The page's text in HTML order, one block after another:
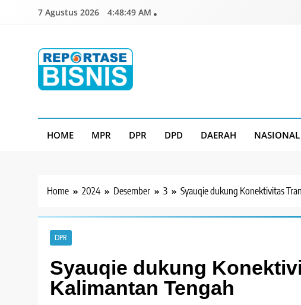
7 Agustus 2026 4:48:51 AM
HOME MPR DPR DPD DAERAH NASIONAL
Home 2024 Desember 3 Syauqie dukung Konektivitas
DPR
Syauqie dukung
Kalimantan Tengah